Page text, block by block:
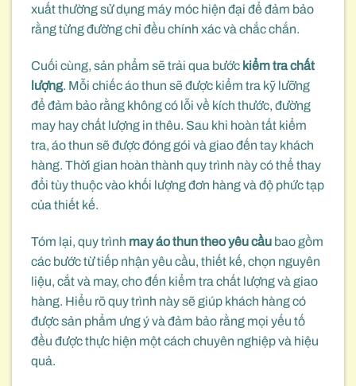
xuất thường sử dụng máy móc hiện đại để đảm bảo
rằng từng đường chỉ đều chính xác và chắc chắn.
Cuối cùng, sản phẩm sẽ trải qua bước kiểm tra chất
lượng. Mỗi chiếc áo thun sẽ được kiểm tra kỹ lưỡng
để đảm bảo rằng không có lỗi về kích thước, đường
may hay chất lượng in thêu. Sau khi hoàn tất kiểm
tra, áo thun sẽ được đóng gói và giao đến tay khách
hàng. Thời gian hoàn thành quy trình này có thể thay
đổi tùy thuộc vào khối lượng đơn hàng và độ phức tạp
của thiết kế.
Tóm lại, quy trình may áo thun theo yêu cầu bao gồm
các bước từ tiếp nhận yêu cầu, thiết kế, chọn nguyên
liệu, cắt và may, cho đến kiểm tra chất lượng và giao
hàng. Hiểu rõ quy trình này sẽ giúp khách hàng có
được sản phẩm ưng ý và đảm bảo rằng mọi yếu tố
đều được thực hiện một cách chuyên nghiệp và hiệu
quả.